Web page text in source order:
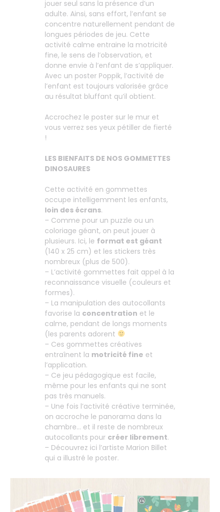
jouer seul sans la présence d’un
adulte. Ainsi, sans effort, l’enfant se
concentre naturellement pendant de
longues périodes de jeu. Cette
activité calme entraine la motricité
fine, le sens de l’observation, et
donne envie à l’enfant de s’appliquer.
Avec un poster Poppik, l’activité de
l’enfant est toujours valorisée grâce
au résultat bluffant qu’il obtient.
Accrochez le poster sur le mur et
vous verrez ses yeux pétiller de fierté
!
LES BIENFAITS DE NOS GOMMETTES
DINOSAURES
Cette activité en gommettes
occupe intelligemment les enfants,
loin des écrans.
– Comme pour un puzzle ou un
coloriage géant, on peut jouer à
plusieurs. Ici, le format est géant
(140 x 25 cm) et les stickers très
nombreux (plus de 500).
– L’activité gommettes fait appel à la
reconnaissance visuelle (couleurs et
formes).
– La manipulation des autocollants
favorise la concentration et le
calme, pendant de longs moments
(les parents adorent
– Ces gommettes créatives
entraînent la motricité fine et
l’application.
– Ce jeu pédagogique est facile,
même pour les enfants qui ne sont
pas très manuels.
– Une fois l’activité créative terminée,
on accroche le panorama dans la
chambre… et il reste de nombreux
autocollants pour créer librement.
– Découvrez ici l’artiste Marion Billet
qui a illustré le poster.